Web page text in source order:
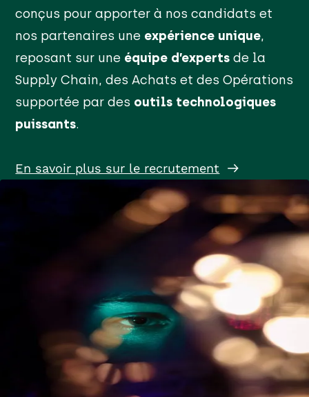
conçus pour apporter à nos candidats et
nos partenaires une expérience unique,
reposant sur une équipe d’experts de la
Supply Chain, des Achats et des Opérations
supportée par des outils technologiques
puissants.
En savoir plus sur le recrutement